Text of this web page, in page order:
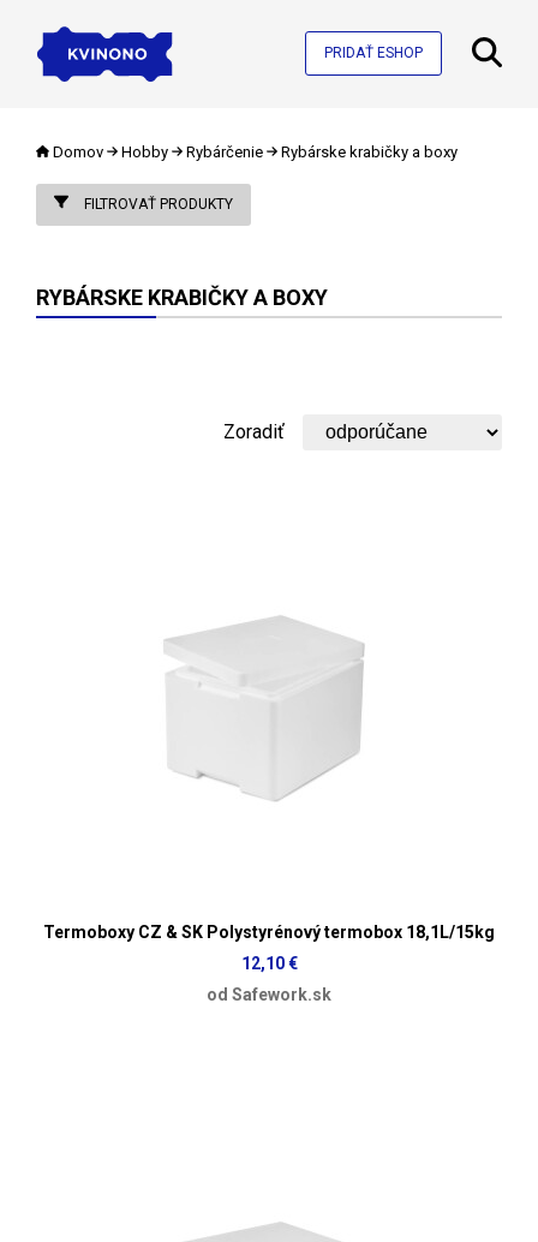
PRIDAŤ ESHOP
Domov Hobby Rybárčenie Rybárske krabičky a boxy
FILTROVAŤ PRODUKTY
RYBÁRSKE KRABIČKY A BOXY
Zoradiť
Termoboxy CZ & SK Polystyrénový termobox 18,1L/15kg
12,10 €
od Safework.sk